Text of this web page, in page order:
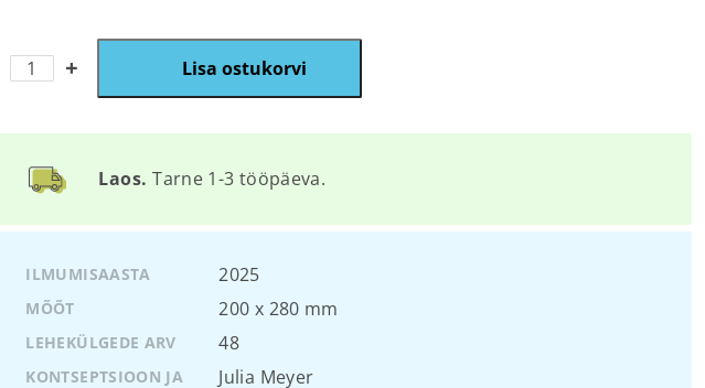
Lisa ostukorvi
Laos. Tarne 1-3 tööpäeva.
ILMUMISAASTA 2025
MÕÕT 200 х 280 mm
LEHEKÜLGEDE ARV 48
KONTSEPTSIOON JA
Julia Meyer